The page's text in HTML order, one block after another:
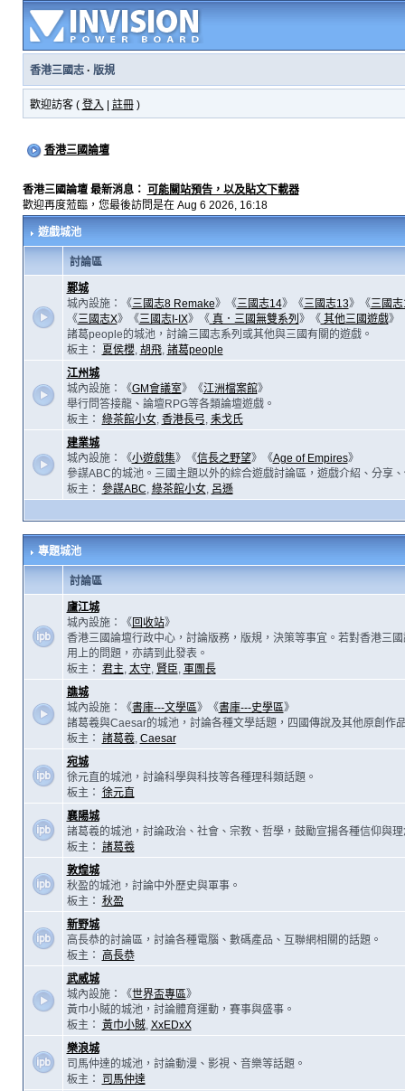
香港三國志· 版規
歡迎訪客 ( 登入 註冊)
香港三國論壇
香港三國論壇 最新消息： 可能關站預告，以及貼文下載器
歡迎再度蒞臨，您最後訪問是在 Aug 6 2026, 16:18
遊戲城池
討論區
鄴城
城內設施：《三國志8 Remake》《三國志14》《三國志13》《三國
《三國志X》《三國志I-IX》《真．三國無雙系列 》《其他三國遊戲》
諸葛people的城池，討論三國志系列或其他與三國有關的遊戲。
板主：
夏侯櫻, 胡飛, 諸葛people
江州城
城內設施：《GM會議室》《江洲檔案館》
舉行問答接龍、論壇RPG等各類論壇遊戲。
板主： 綠茶館小女, 香港長弓, 耒戈氏
建業城
城內設施：《小遊戲集》《信長之野望》《Age of Empires》
參謀ABC的城池。三國主題以外的綜合遊戲討論區，遊戲介紹、分享
板主： 參謀ABC, 綠茶館小女, 呂遜
專題城池
討論區
廬江城
城內設施：《回收站》
香港三國論壇行政中心，討論版務，版規，決策等事宜。若對香港三
用上的問題，亦請到此發表。
板主： 君主, 太守, 賢臣, 軍團長
譙城
城內設施：《書庫---文學區》《書庫---史學區》
諸葛羲與Caesar的城池，討論各種文學話題，四國傳說及其他原創作
板主： 諸葛羲, Caesar
宛城
徐元直的城池，討論科學與科技等各種理科類話題。
板主： 徐元直
襄陽城
諸葛羲的城池，討論政治、社會、宗教、哲學，鼓勵宣揚各種信仰與理
板主： 諸葛羲
敦煌城
秋盈的城池，討論中外歷史與軍事。
板主： 秋盈
新野城
高長恭的討論區，討論各種電腦、數碼產品、互聯網相關的話題。
板主：
高長恭
武威城
城內設施：《世界盃專區》
黃巾小賊的城池，討論體育運動，賽事與盛事。
板主： 黃巾小賊, XxEDxX
樂浪城
司馬仲達的城池，討論動漫、影視、音樂等話題。
板主：
司馬仲達